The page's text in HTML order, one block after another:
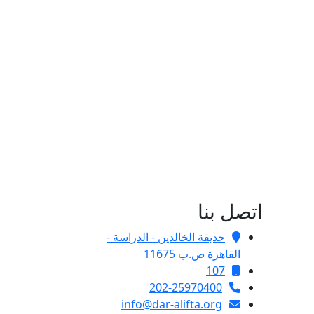
اتصل بنا
حديقة الخالدين - الدراسة -
القاهرة ص.ب 11675
107
202-25970400
info@dar-alifta.org